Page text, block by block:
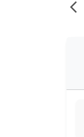
arrow_back_ios